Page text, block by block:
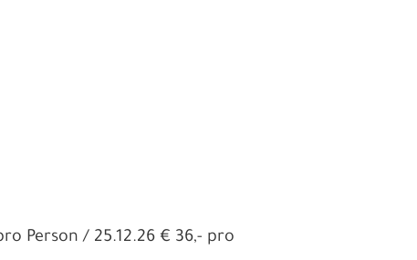
Person / 25.12.26 € 36,- pro